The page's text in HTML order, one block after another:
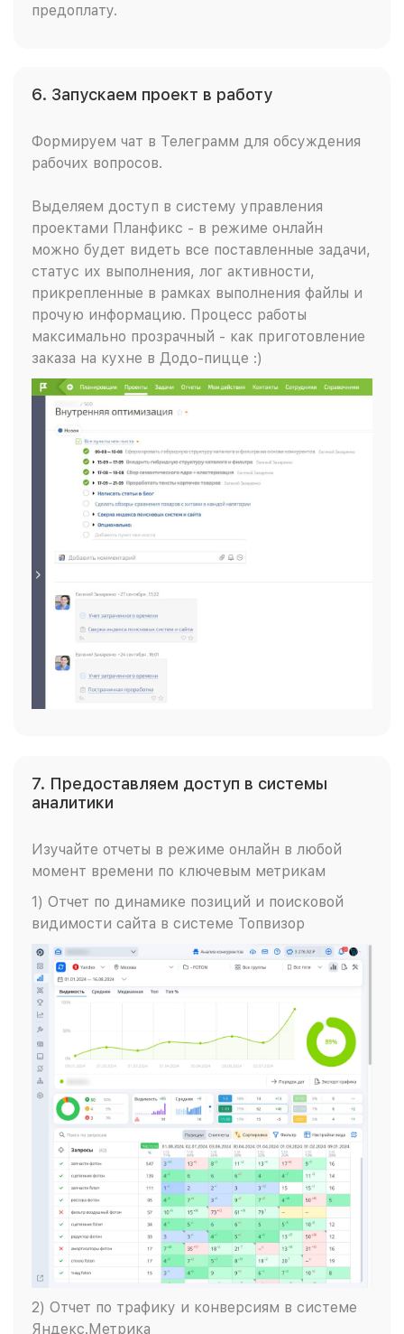
предоплату.
6. Запускаем проект в работу
Формируем чат в Телеграмм для обсуждения
рабочих вопросов.
Выделяем доступ в систему управления
проектами Планфикс - в режиме онлайн
можно будет видеть все поставленные задачи,
статус их выполнения, лог активности,
прикрепленные в рамках выполнения файлы и
прочую информацию. Процесс работы
максимально прозрачный - как приготовление
заказа на кухне в Додо-пицце :)
7. Предоставляем доступ в системы
аналитики
Изучайте отчеты в режиме онлайн в любой
момент времени по ключевым метрикам
1) Отчет по динамике позиций и поисковой
видимости сайта в системе Топвизор
2) Отчет по трафику и конверсиям в системе
Яндекс.Метрика